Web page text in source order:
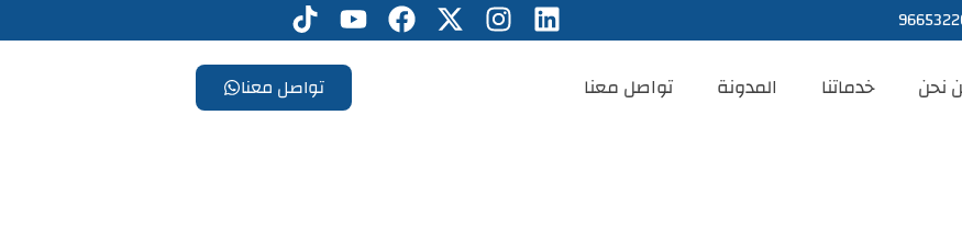
نحن خدماتنا المدونة تواصل معنا تواصل معنا